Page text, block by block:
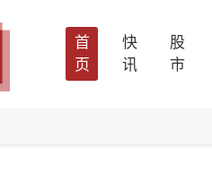
首
页
快
讯
股
市